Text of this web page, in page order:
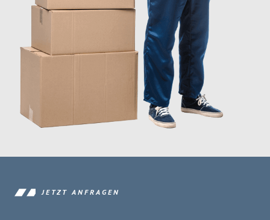
JETZT ANFRAGEN